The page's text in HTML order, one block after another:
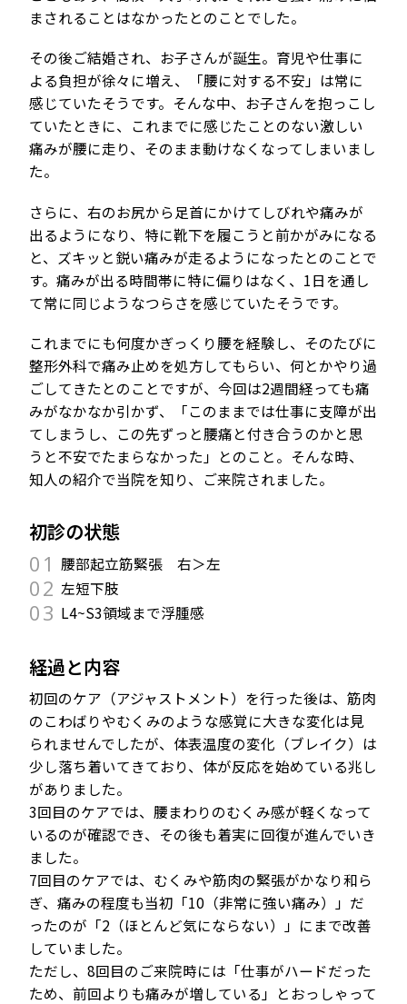
まされることはなかったとのことでした。
その後ご結婚され、お子さんが誕生。育児や仕事に
よる負担が徐々に増え、「腰に対する不安」は常に
感じていたそうです。そんな中、お子さんを抱っこし
ていたときに、これまでに感じたことのない激しい
痛みが腰に走り、そのまま動けなくなってしまいまし
た。
さらに、右のお尻から足首にかけてしびれや痛みが
出るようになり、特に靴下を履こうと前かがみになる
と、ズキッと鋭い痛みが走るようになったとのことで
す。痛みが出る時間帯に特に偏りはなく、1日を通し
て常に同じようなつらさを感じていたそうです。
これまでにも何度かぎっくり腰を経験し、そのたびに
整形外科で痛み止めを処方してもらい、何とかやり過
ごしてきたとのことですが、今回は2週間経っても痛
みがなかなか引かず、「このままでは仕事に支障が出
てしまうし、この先ずっと腰痛と付き合うのかと思
うと不安でたまらなかった」とのこと。そんな時、
知人の紹介で当院を知り、ご来院されました。
初診の状態
01 腰部起立筋緊張 右＞左
02 左短下肢
03 L4~S3領域まで浮腫感
経過と内容
初回のケア（アジャストメント）を行った後は、筋肉
のこわばりやむくみのような感覚に大きな変化は見
られませんでしたが、体表温度の変化（ブレイク）は
少し落ち着いてきており、体が反応を始めている兆し
がありました。
3回目のケアでは、腰まわりのむくみ感が軽くなって
いるのが確認でき、その後も着実に回復が進んでいき
ました。
7回目のケアでは、むくみや筋肉の緊張がかなり和ら
ぎ、痛みの程度も当初「10（非常に強い痛み）」だ
ったのが「2（ほとんど気にならない）」にまで改善
していました。
ただし、8回目のご来院時には「仕事がハードだった
ため、前回よりも痛みが増している」とおっしゃって